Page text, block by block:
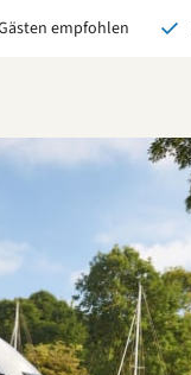
empfohlen